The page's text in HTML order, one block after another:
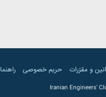
و مقرّرات حریم خصوصی راهنما
Iranian Engineers'